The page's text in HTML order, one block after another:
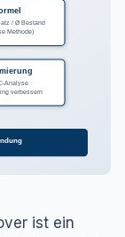
/ Ø Bestand
Methode)
Analyse
verbessern
ist ein